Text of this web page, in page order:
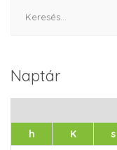
Naptár
h
K s